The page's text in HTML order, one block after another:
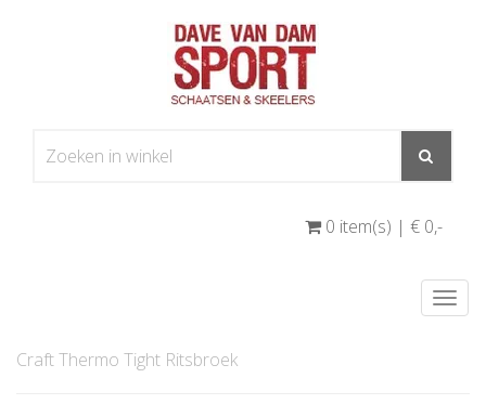
0 item(s) | € 0,-
Craft Thermo Tight Ritsbroek